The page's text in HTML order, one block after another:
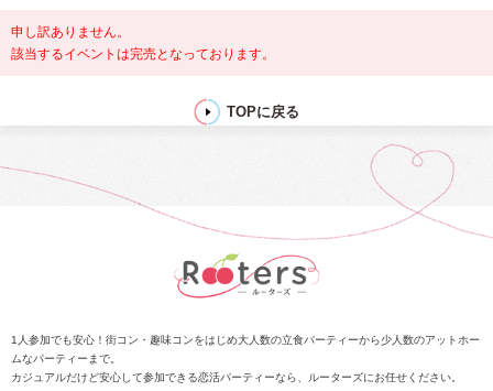
申し訳ありません。
該当するイベントは完売となっております。
TOPに戻る
1人参加でも安心！街コン・趣味コンをはじめ大人数の立食パーティーから少人数のアットホー
ムなパーティーまで。
カジュアルだけど安心して参加できる恋活パーティーなら、ルーターズにお任せください。